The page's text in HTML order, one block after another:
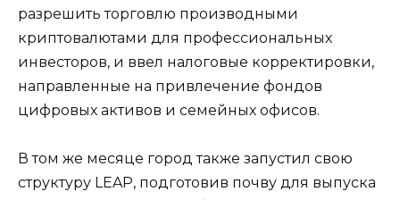
разрешить торговлю производными
криптовалютами для профессиональных
инвесторов, и ввел налоговые корректировки,
направленные на привлечение фондов
цифровых активов и семейных офисов.
В том же месяце город также запустил свою
структуру LEAP, подготовив почву для выпуска